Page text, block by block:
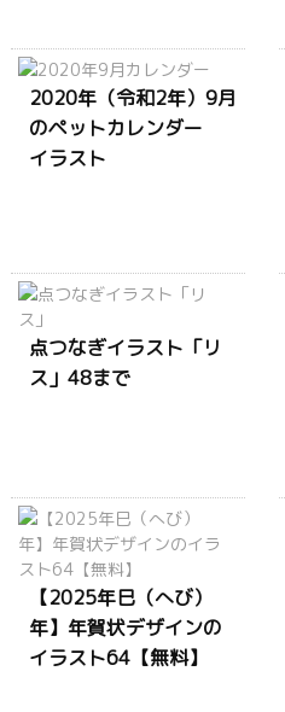
2020年（令和2年）9月
のペットカレンダー
イラスト
点つなぎイラスト「リ
ス」48まで
【2025年巳（へび）
年】年賀状デザインの
イラスト64【無料】